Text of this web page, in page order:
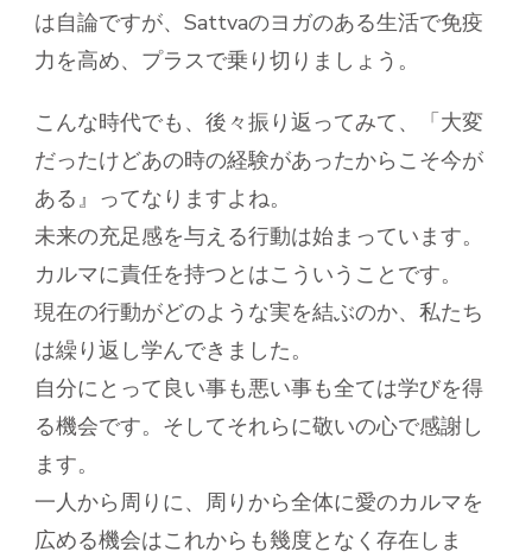
は自論ですが、Sattvaのヨガのある生活で免疫
力を高め、プラスで乗り切りましょう。
こんな時代でも、後々振り返ってみて、「大変
だったけどあの時の経験があったからこそ今が
ある』ってなりますよね。
未来の充足感を与える行動は始まっています。
カルマに責任を持つとはこういうことです。
現在の行動がどのような実を結ぶのか、私たち
は繰り返し学んできました。
自分にとって良い事も悪い事も全ては学びを得
る機会です。そしてそれらに敬いの心で感謝し
ます。
一人から周りに、周りから全体に愛のカルマを
広める機会はこれからも幾度となく存在しま